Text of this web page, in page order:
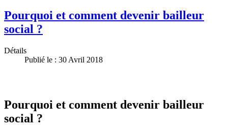
Pourquoi et comment devenir bailleur
social ?
Détails
Publié le : 30 Avril 2018
Pourquoi et comment devenir bailleur
social ?